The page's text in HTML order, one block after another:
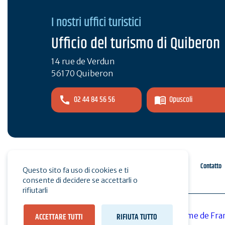
I nostri uffici turistici
Ufficio del turismo di Quiberon
14 rue de Verdun
56170 Quiberon
02 44 84 56 56 Opuscoli
Spazio pro Stampa Contatto
Questo sito fa uso di cookies e ti
consente di decidere se accettarli o
rifiutarli
ACCETTARE TUTTI RIFIUTA TUTTO